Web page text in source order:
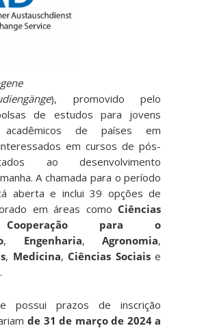
), promovido pelo
de estudos para jovens
de países em
em cursos de pós-
ao desenvolvimento
A chamada para o período
aberta e inclui 39 opções de
em áreas como Ciências
Cooperação para o
, Engenharia,Agronomia,
, Medicina, Ciências Sociaise
.
possui prazos de inscrição
de 31 de março de 2024 a